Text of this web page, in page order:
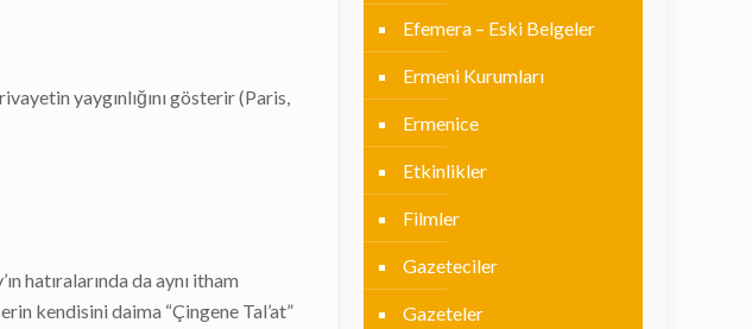
yaygınlığını gösterir (Paris,
hatıralarında da aynı itham
kendisini daima “Çingene Tal’at”
Efemera – Eski Belgeler
Ermeni Kurumları
Ermenice
Etkinlikler
Filmler
Gazeteciler
Gazeteler